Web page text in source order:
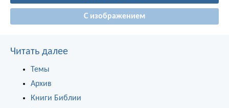
С изображением
Читать далее
Темы
Архив
Книги Библии